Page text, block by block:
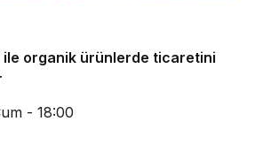
ile organik ürünlerde ticaretini
- 18:00